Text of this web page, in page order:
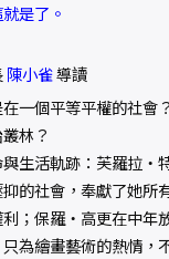
是了。
陳小雀導讀
一個平等平權的社會
林？
生活軌跡：芙羅拉‧
的社會，奉獻了她所
；保羅‧高更在中年
為繪畫藝術的熱情，